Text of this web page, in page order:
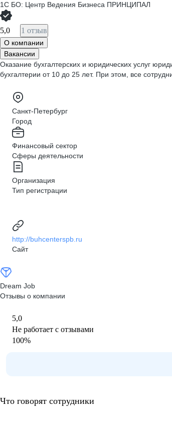
1C БО: Центр Ведения Бизнеса ПРИНЦИПАЛ
5,0 1 отзыв
О компании
Вакансии
Оказание бухгалтерских и юридических услуг
бухгалтерии от 10 до 25 лет. При этом, все
Санкт-Петербург
Город
Финансовый сектор
Сферы деятельности
Организация
Тип регистрации
http://buhcenterspb.ru
Сайт
Dream Job
Отзывы о компании
5,0
Не работает с отзывами
100%
Что говорят сотрудники